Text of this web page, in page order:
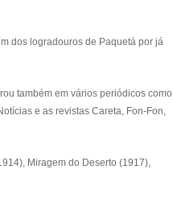
dos logradouros de Paquetá por já
também em vários periódicos como
e as revistas Careta, Fon-Fon,
Miragem do Deserto (1917),